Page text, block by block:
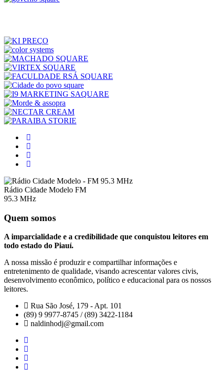
Rádio Cidade Modelo FM
95.3 MHz
Quem somos
A imparcialidade e a credibilidade que conquistou leitores em
todo estado do Piauí.
A nossa missão é produzir e compartilhar informações e
entretenimento de qualidade, visando acrescentar valores civis,
desenvolvimento econômico, político e educacional para os nossos
leitores.
Rua São José, 179 - Apt. 101
(89) 9 9977-8745 / (89) 3422-1184
naldinhodj@gmail.com